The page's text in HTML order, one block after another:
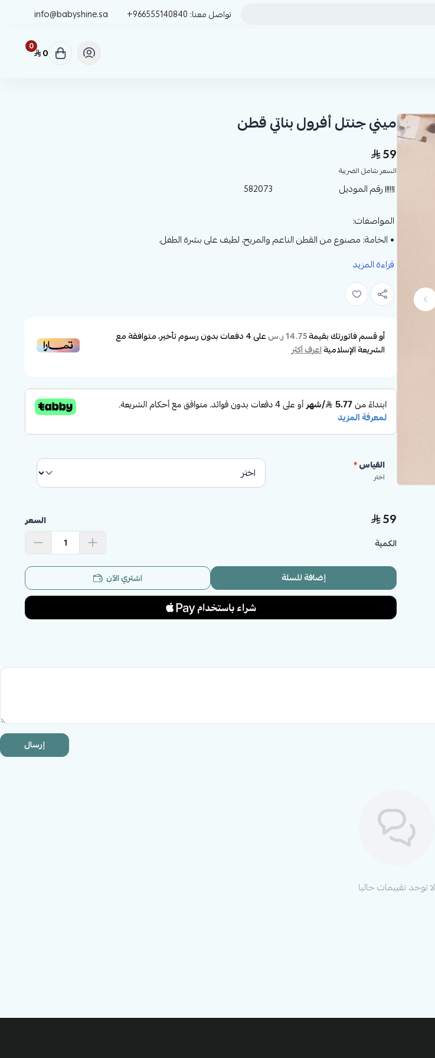
تواصل معنا: +966555140840
info@babyshine.sa
0 0
ميني جنتل أفرول بناتي قطن
السعر شامل الضريبة
59
المواصفات:
• الخامة: مصنوع من القطن الناعم والمريح، لطيف على بشرة الطفل.
• التصميم: أفرول بناتي أنيق مع تيشيرت بأكمام قصيرة لمظهر جذاب وعصري.
• العمر المناسب: 6-9 أشهر.
• الإغلاق: أزرار عملية لتسهيل التغيير والارتداء.
يمنح هذا الطقم المصنوع من القطن الناعم طفلتك الراحة والأناقة في نفس الوقت.
تصميمه العملي والجميل يجعله مثاليًا للخروج أو للاستخدام اليومي، كما أنه خيار رائع كهدية مميزة
قراءة المزيد
رقم الموديل 582073
أو قسم فاتورتك بقيمة14.75 ر.س على4دفعات بدون رسوم تأخير، متوافقة مع
الشريعة الإسلاميةاعرف أكثر
القياس*
اختر
السعر 59
الكمية
إضافة للسلة اشتري الآن
إرسال
لا توجد تقييمات حاليا